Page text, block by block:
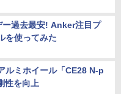
過去最安! Anker注目プ
を使ってみた
ルミホイール「CE28 N-p
性を向上